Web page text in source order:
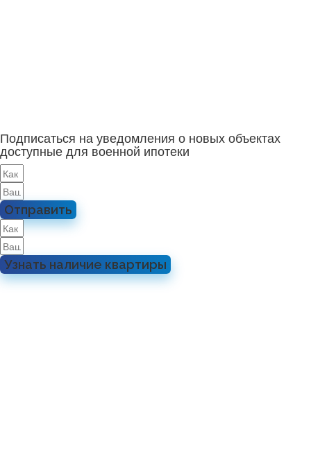
Подписаться на уведомления о новых объектах
доступные для военной ипотеки
Отправить
Узнать наличие квартиры